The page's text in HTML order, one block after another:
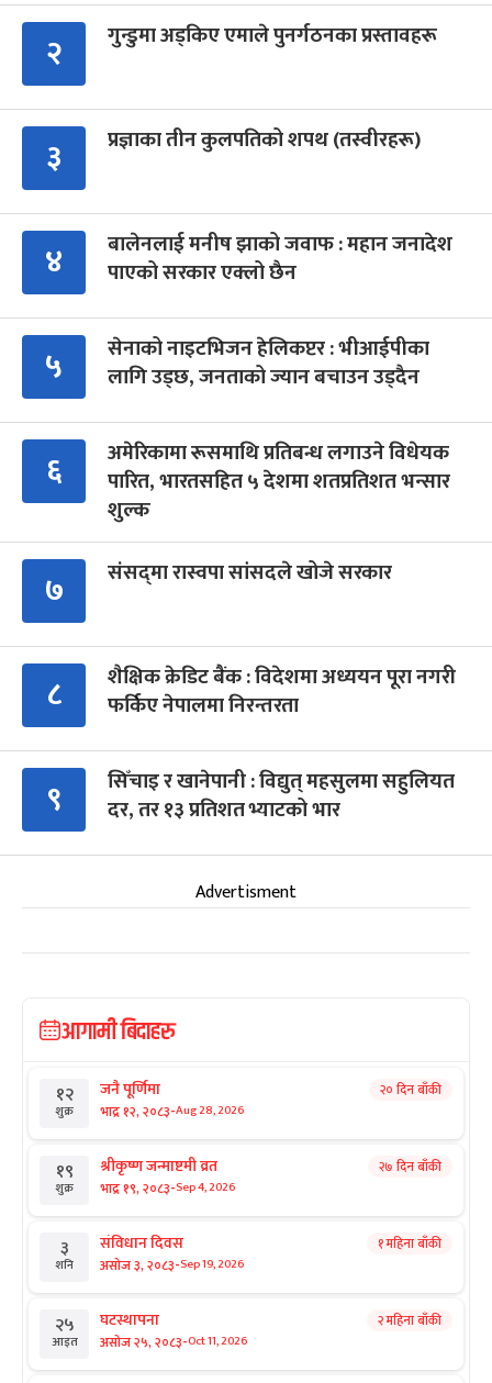
२ गुन्डुमा अड्किए एमाले पुनर्गठनका प्रस्तावहरू
३ प्रज्ञाका तीन कुलपतिको शपथ (तस्वीरहरू)
४
बालेनलाई मनीष झाको जवाफ : महान जनादेश
पाएको सरकार एक्लो छैन
५
सेनाको नाइटभिजन हेलिकप्टर : भीआईपीका
लागि उड्छ, जनताको ज्यान बचाउन उड्दैन
६
अमेरिकामा रूसमाथि प्रतिबन्ध लगाउने विधेयक
पारित, भारतसहित ५ देशमा शतप्रतिशत भन्सार
शुल्क
७ संसद्‍मा रास्वपा सांसदले खोजे सरकार
८
शैक्षिक क्रेडिट बैंक : विदेशमा अध्ययन पूरा नगरी
फर्किए नेपालमा निरन्तरता
९
सिँचाइ र खानेपानी : विद्युत् महसुलमा सहुलियत
दर, तर १३ प्रतिशत भ्याटको भार
Advertisment
आगामी बिदाहरु
१२
शुक्र
जनै पूर्णिमा
भाद्र १२, २०८३-Aug 28, 2026
२० दिन बाँकी
१९
शुक्र
श्रीकृष्ण जन्माष्टमी व्रत
भाद्र १९, २०८३-Sep 4, 2026
२७ दिन बाँकी
३
शनि
संविधान दिवस
असोज ३, २०८३-Sep 19, 2026
१ महिना बाँकी
२५
आइत
घटस्थापना
असोज २५, २०८३-Oct 11, 2026
२ महिना बाँकी